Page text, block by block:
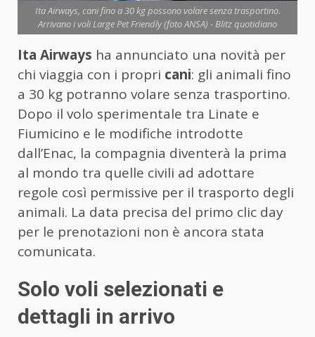
Ita Airways, cani fino a 30 kg possono volare senza trasportino.
Arrivano i voli Large Pet Friendly (foto ANSA) - Blitz quotidiano
Ita Airways ha annunciato una novità per
chi viaggia con i propri cani: gli animali fino
a 30 kg potranno volare senza trasportino.
Dopo il volo sperimentale tra Linate e
Fiumicino e le modifiche introdotte
dall’Enac, la compagnia diventerà la prima
al mondo tra quelle civili ad adottare
regole così permissive per il trasporto degli
animali. La data precisa del primo clic day
per le prenotazioni non è ancora stata
comunicata.
Solo voli selezionati e
dettagli in arrivo